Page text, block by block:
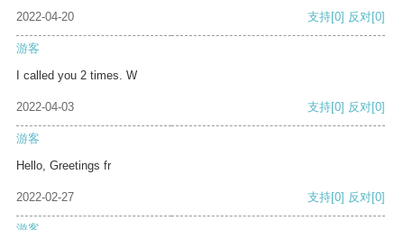
2022-04-20 支持[0] 反对[0]
游客
I called you 2 times. W
2022-04-03 支持[0] 反对[0]
游客
Hello, Greetings fr
2022-02-27 支持[0] 反对[0]